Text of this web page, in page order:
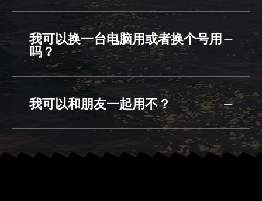
我可以换一台电脑用或者换个号用
吗？
我可以和朋友一起用不？